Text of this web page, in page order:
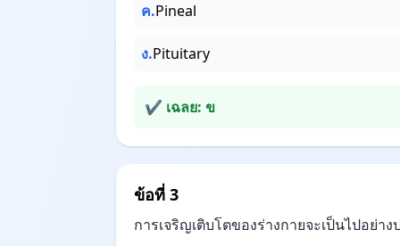
ค.Pineal
ง.Pituitary
✔ เฉลย: ข
ข้อที่ 3
การเจริญเติบโตของร่างกายจะเป็นไปอย่